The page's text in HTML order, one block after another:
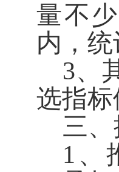
量不
内，统
3、
选指
三
1 、